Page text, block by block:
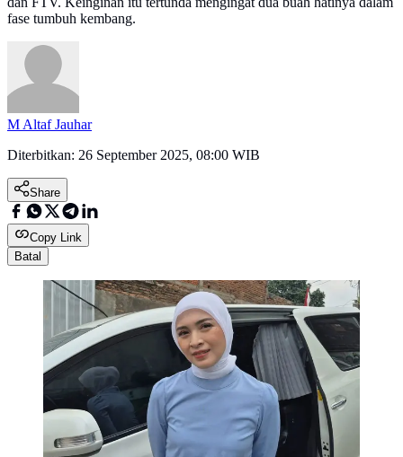
fase tumbuh kembang.
M Altaf Jauhar
Diterbitkan: 26 September 2025, 08:00 WIB
Share
Copy Link
Batal